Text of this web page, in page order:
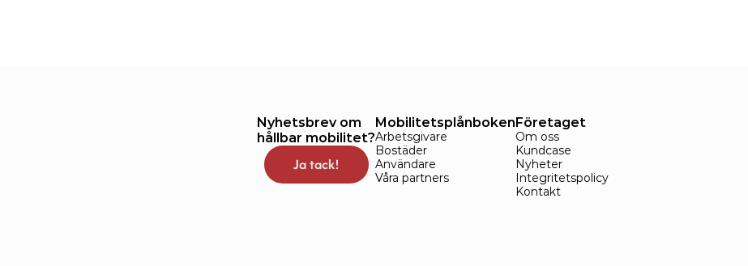
Nyhetsbrev om
hållbar mobilitet?
Ja tack!
Mobilitetsplånboken
Arbetsgivare
Bostäder
Användare
Våra partners
Företaget
Om oss
Kundcase
Nyheter
Integritetspolicy
Kontakt